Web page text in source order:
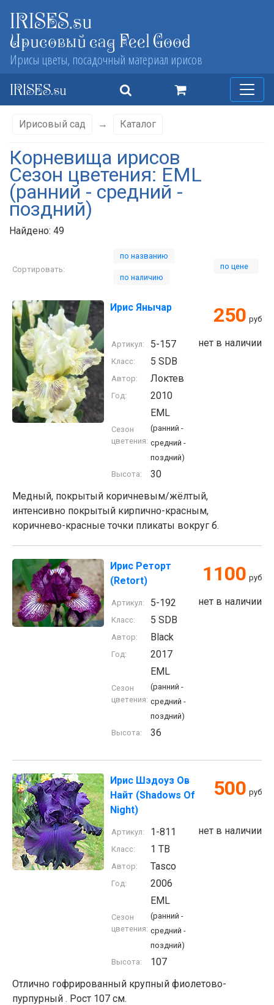
IRISES.su
Ирисовый сад Feel Good
Ирисы цветы, посадочный материал ирисов
IRISES.su
Ирисовый сад → Каталог
Корневища ирисов
Сезон цветения: EML
(ранний - средний -
поздний)
Найдено: 49
Сортировать:
по названию
по наличию
по цене
Ирис Янычар 250 руб
нет в наличии
Артикул: 5-157
Класс: 5 SDB
Автор: Локтев
Год: 2010
Сезон
цветения:
EML
(ранний -
средний -
поздний)
Высота:
30
Медный, покрытый коричневым/жёлтый,
интенсивно покрытый кирпично-красным,
коричнево-красные точки пликаты вокруг б.
Ирис Реторт
(Retort)
1100 руб
нет в наличии
Артикул: 5-192
Класс: 5 SDB
Автор: Black
Год: 2017
Сезон
цветения:
EML
(ранний -
средний -
поздний)
Высота:
36
Ирис Шэдоуз Ов
Найт (Shadows Of
Night)
500 руб
нет в наличии
Артикул: 1-811
Класс: 1 TB
Автор: Tasco
Год: 2006
Сезон
цветения:
EML
(ранний -
средний -
поздний)
Высота:
107
Отлично гофрированный крупный фиолетово-
пурпурный . Рост 107 см.